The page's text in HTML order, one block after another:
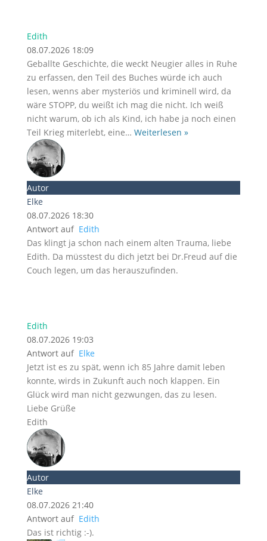
Edith
08.07.2026 18:09
Geballte Geschichte, die weckt Neugier alles in Ruhe
zu erfassen, den Teil des Buches würde ich auch
lesen, wenns aber mysteriös und kriminell wird, da
wäre STOPP, du weißt ich mag die nicht. Ich weiß
nicht warum, ob ich als Kind, ich habe ja noch einen
Teil Krieg miterlebt, eine… Weiterlesen »
Autor
Elke
08.07.2026 18:30
Antwort auf Edith
Das klingt ja schon nach einem alten Trauma, liebe
Edith. Da müsstest du dich jetzt bei Dr.Freud auf die
Couch legen, um das herauszufinden.
Edith
08.07.2026 19:03
Antwort auf Elke
Jetzt ist es zu spät, wenn ich 85 Jahre damit leben
konnte, wirds in Zukunft auch noch klappen. Ein
Glück wird man nicht gezwungen, das zu lesen.
Liebe Grüße
Edith
Autor
Elke
08.07.2026 21:40
Antwort auf Edith
Das ist richtig :-).